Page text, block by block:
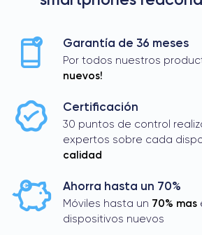
Garantía de 36 meses
Por todos nuestros
nuevos!
Certificación
30 puntos de control
expertos sobre cada
calidad
Ahorra hasta un 70%
Móviles hasta un 70% mas
dispositivos nuevos